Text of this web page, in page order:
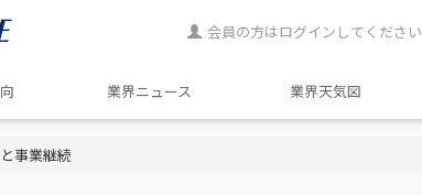
会員の方はログインしてください
業界ニュース 業界天気図
事業継続